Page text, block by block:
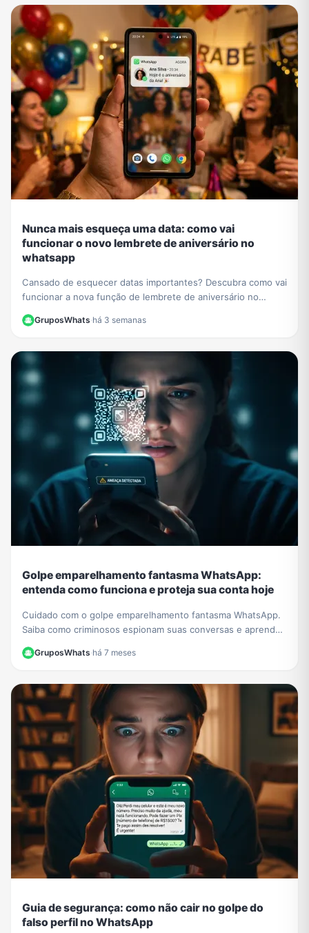
Nunca mais esqueça uma data: como vai
funcionar o novo lembrete de aniversário no
whatsapp
Cansado de esquecer datas importantes? Descubra como vai
funcionar a nova função de lembrete de aniversário no
WhatsApp e nunca mais perca uma comemoração.
GruposWhats·há 3 semanas
Golpe emparelhamento fantasma WhatsApp:
entenda como funciona e proteja sua conta hoje
Cuidado com o golpe emparelhamento fantasma WhatsApp.
Saiba como criminosos espionam suas conversas e aprenda
GruposWhats·há 7 meses
Guia de segurança: como não cair no golpe do
falso perfil no WhatsApp